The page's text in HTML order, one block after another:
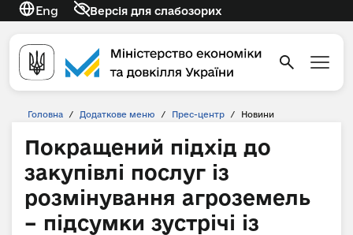
Eng Версія для слабозорих
Головна / Додаткове меню / Прес-центр / Новини
Покращений підхід до
закупівлі послуг із
розмінування агроземель
– підсумки зустрічі із